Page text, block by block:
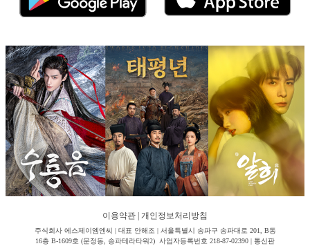
이용약관 개인정보처리방침
주식회사 에스제이엠엔씨 | 대표 안해조 | 서울특별시 송파구 송파대로 201, B동
16층 B-1609호 (문정동, 송파테라타워2) 사업자등록번호 218-87-02390 | 통신판